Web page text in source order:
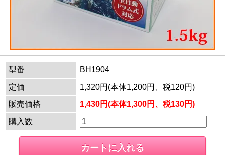
型番
BH1904
定価
1,320円(本体1,200円、税120円)
販売価格
1,430円(本体1,300円、税130円)
購入数